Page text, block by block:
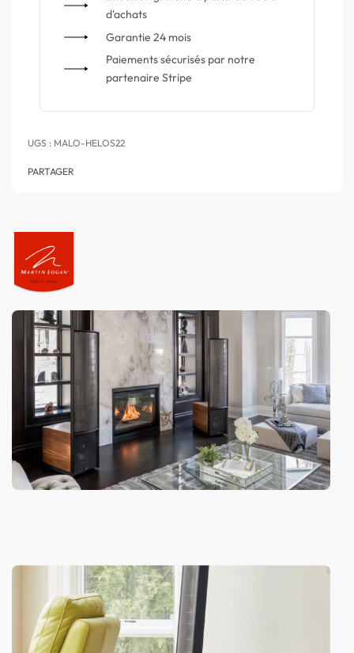
d'achats
Garantie 24 mois
Paiements sécurisés par notre
partenaire Stripe
MALO-HELOS22
PARTAGER